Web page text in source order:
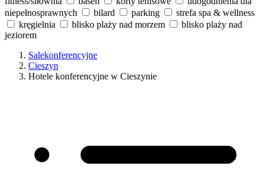
niepełnosprawnych
bilard parking
strefa spa & wellness
kręgielnia
blisko plaży nad morzem
blisko plaży nad
jeziorem
Salekonferencyjne
Cieszyn
Hotele konferencyjne w Cieszynie